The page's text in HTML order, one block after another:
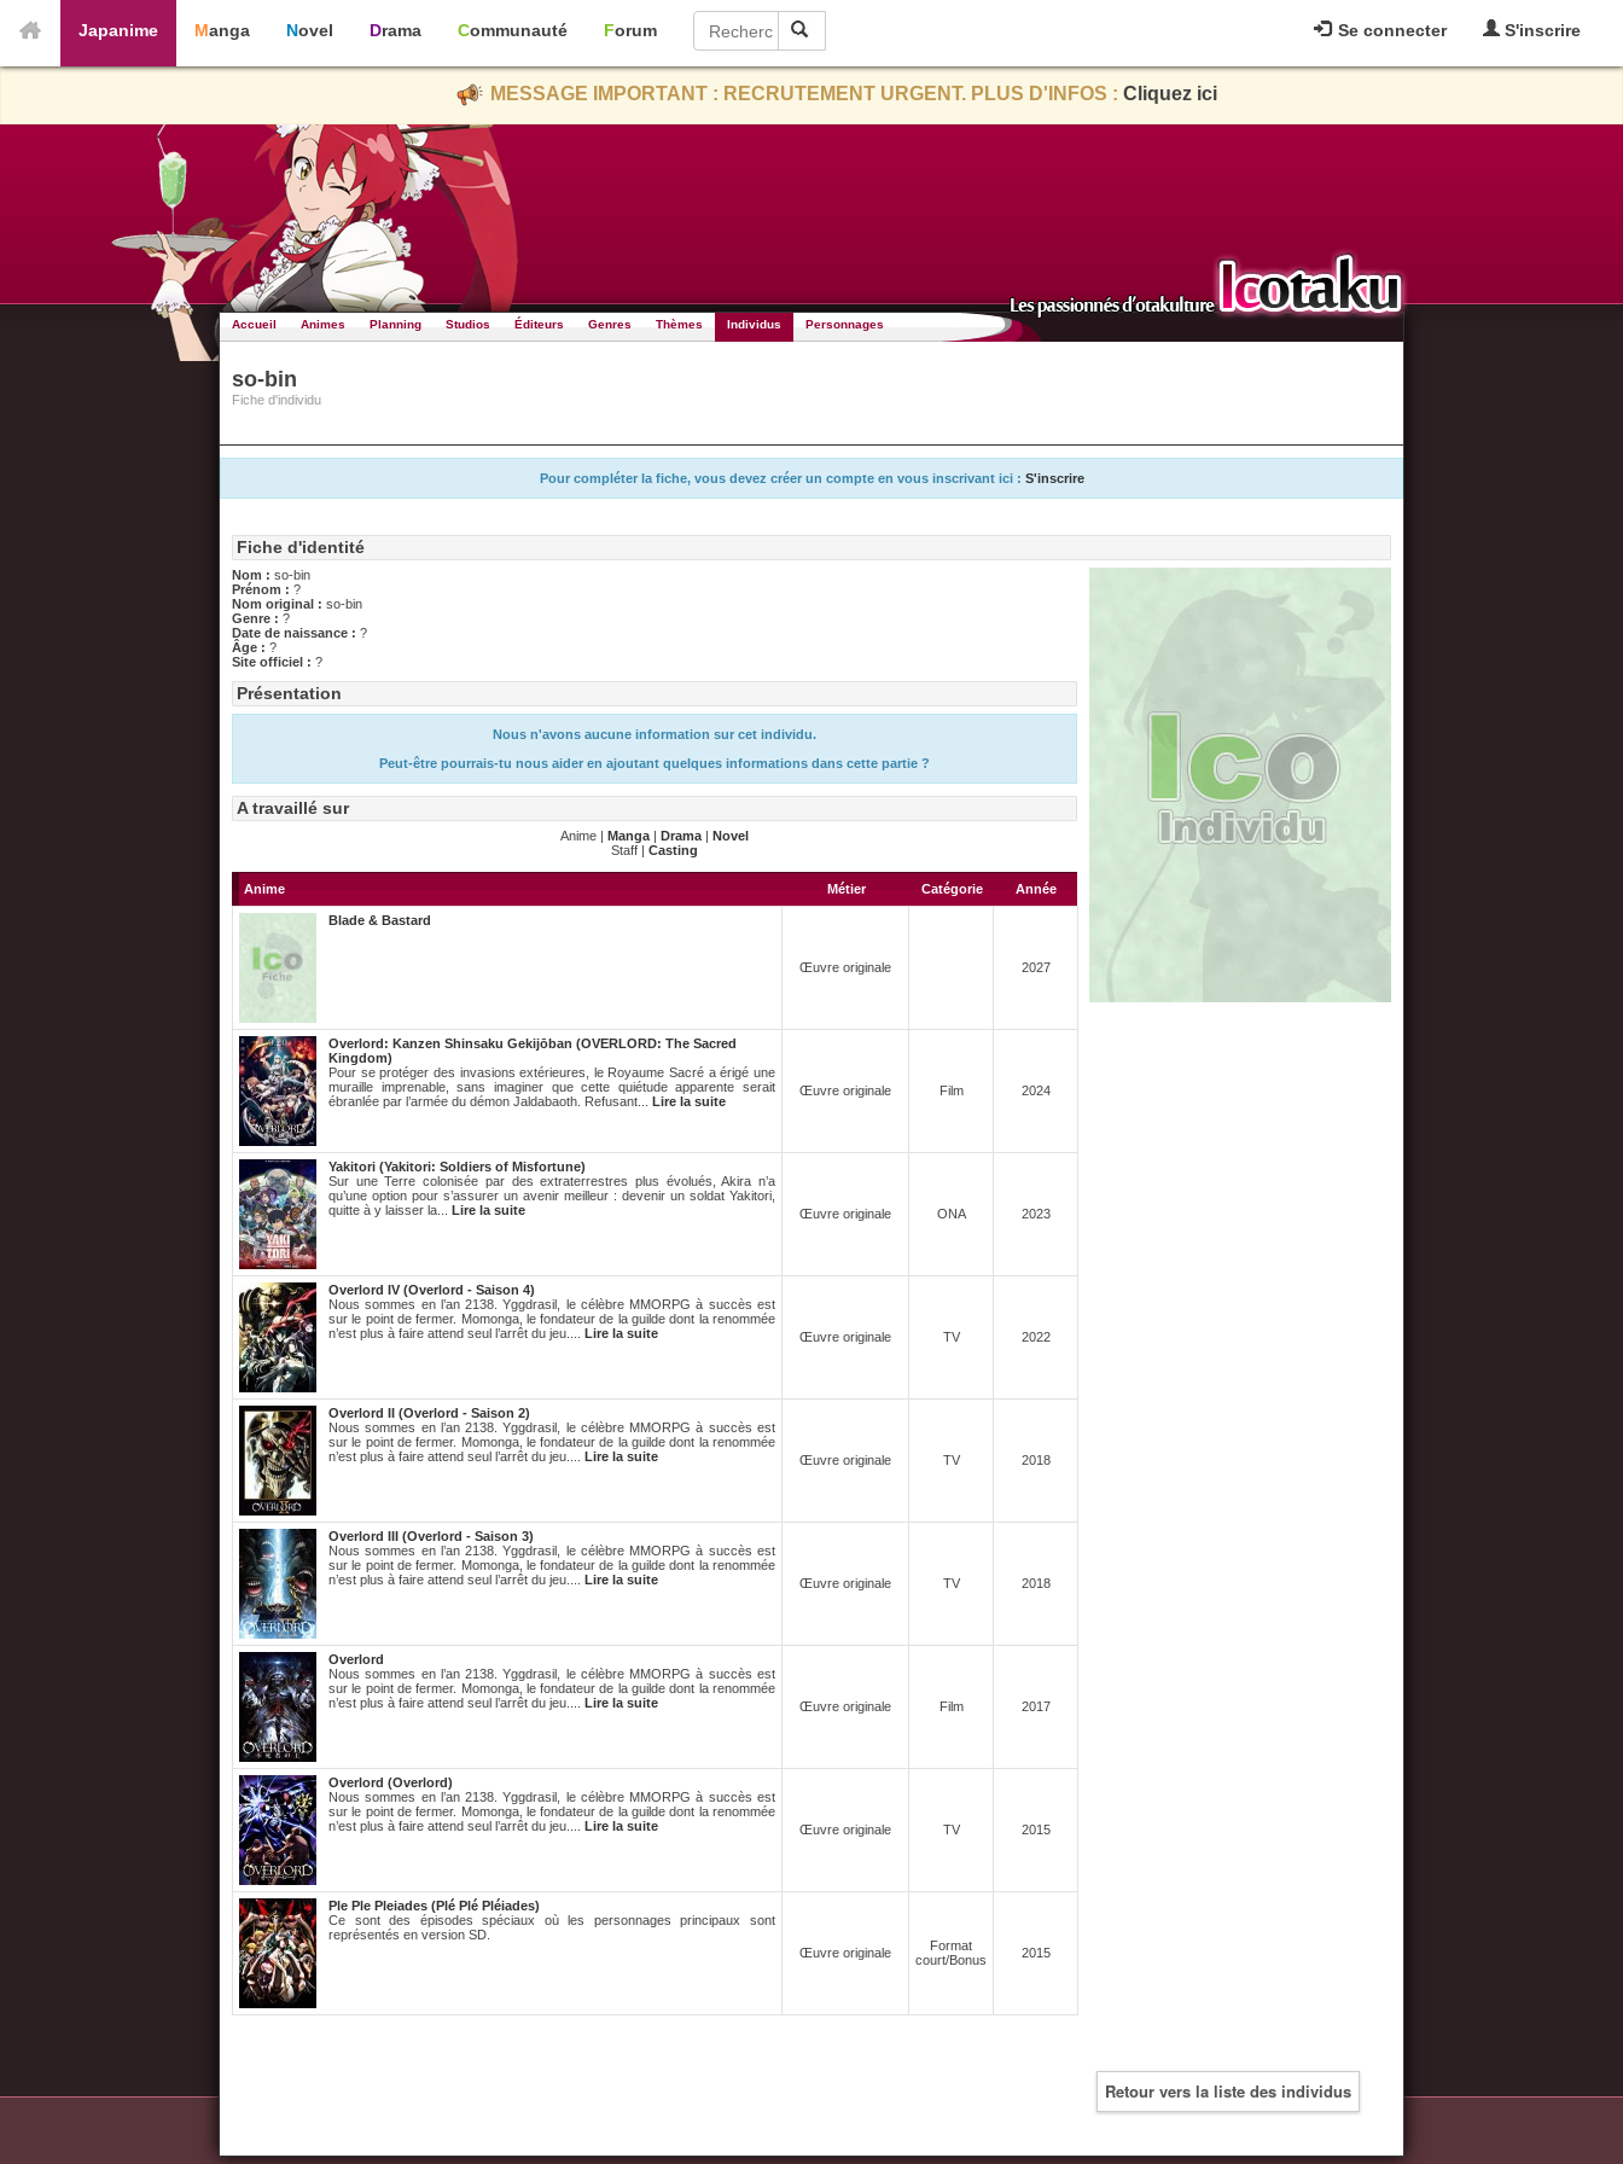
Se connecter S'inscrire
Japanime Manga Novel Drama Communauté Forum
MESSAGE IMPORTANT : RECRUTEMENT URGENT. PLUS D'INFOS : Cliquez ici
Accueil Animes Planning Studios Éditeurs Genres Thèmes Individus Personnages
so-bin
Fiche d'individu
Pour compléter la fiche, vous devez créer un compte en vous inscrivant ici : S'inscrire
Fiche d'identité
Nom : so-bin
Prénom : ?
Nom original : so-bin
Genre : ?
Date de naissance : ?
Âge : ?
Site officiel : ?
Présentation
Nous n'avons aucune information sur cet individu.
Peut-être pourrais-tu nous aider en ajoutant quelques informations dans cette partie ?
A travaillé sur
Anime | Manga | Drama | Novel
Staff | Casting
Anime Métier Catégorie Année
Blade & Bastard
Œuvre originale 2027
Overlord: Kanzen Shinsaku Gekijōban (OVERLORD: The Sacred
Kingdom)
Pour se protéger des invasions extérieures, le Royaume Sacré a érigé une
muraille imprenable, sans imaginer que cette quiétude apparente serait
ébranlée par l’armée du démon Jaldabaoth. Refusant... Lire la suite
Œuvre originale Film 2024
Yakitori (Yakitori: Soldiers of Misfortune)
Sur une Terre colonisée par des extraterrestres plus évolués, Akira n’a
qu’une option pour s’assurer un avenir meilleur : devenir un soldat Yakitori,
quitte à y laisser la... Lire la suite Œuvre originale ONA 2023
Overlord IV (Overlord - Saison 4)
Nous sommes en l’an 2138. Yggdrasil, le célèbre MMORPG à succès est
sur le point de fermer. Momonga, le fondateur de la guilde dont la renommée
n’est plus à faire attend seul l’arrêt du jeu.... Lire la suite Œuvre originale TV 2022
Overlord II (Overlord - Saison 2)
Nous sommes en l’an 2138. Yggdrasil, le célèbre MMORPG à succès est
sur le point de fermer. Momonga, le fondateur de la guilde dont la renommée
n’est plus à faire attend seul l’arrêt du jeu.... Lire la suite Œuvre originale TV 2018
Overlord III (Overlord - Saison 3)
Nous sommes en l’an 2138. Yggdrasil, le célèbre MMORPG à succès est
sur le point de fermer. Momonga, le fondateur de la guilde dont la renommée
n’est plus à faire attend seul l’arrêt du jeu.... Lire la suite Œuvre originale TV 2018
Overlord
Nous sommes en l’an 2138. Yggdrasil, le célèbre MMORPG à succès est
sur le point de fermer. Momonga, le fondateur de la guilde dont la renommée
n’est plus à faire attend seul l’arrêt du jeu.... Lire la suite Œuvre originale Film 2017
Overlord (Overlord)
Nous sommes en l’an 2138. Yggdrasil, le célèbre MMORPG à succès est
sur le point de fermer. Momonga, le fondateur de la guilde dont la renommée
n’est plus à faire attend seul l’arrêt du jeu.... Lire la suite Œuvre originale TV 2015
Ple Ple Pleiades (Plé Plé Pléiades)
Ce sont des épisodes spéciaux où les personnages principaux sont
représentés en version SD.
Œuvre originale
Format
court/Bonus
2015
Retour vers la liste des individus